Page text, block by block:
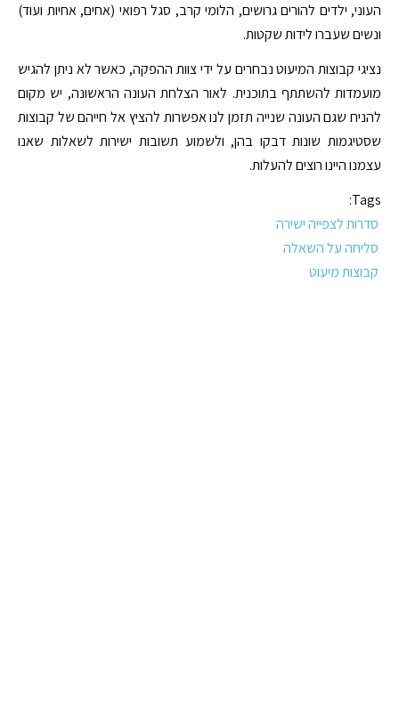
העוני, ילדים להורים גרושים, הלומי קרב, סגל רפואי (אחים, אחיות ועוד)
ונשים שעברו לידות שקטות.
נציגי קבוצות המיעוט נבחרים על ידי צוות ההפקה, כאשר לא ניתן להגיש
מועמדות להשתתף בתוכנית. לאור הצלחת העונה הראשונה, יש מקום
להניח שגם העונה שנייה תזמן לנו אפשרות להציץ אל חייהם של קבוצות
שסטיגמות שונות דבקו בהן, ולשמוע תשובות ישירות לשאלות שאנו
עצמנו היינו רוצים להעלות.
Tags:
סדרות לצפייה ישירה
סליחה על השאלה
קבוצות מיעוט